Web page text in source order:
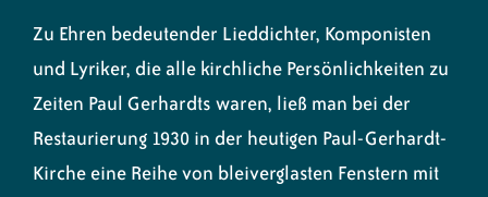
Zu Ehren bedeutender Lieddichter, Komponisten
und Lyriker, die alle kirchliche Persönlichkeiten zu
Zeiten Paul Gerhardts waren, ließ man bei der
Restaurierung 1930 in der heutigen Paul-Gerhardt-
Kirche eine Reihe von bleiverglasten Fenstern mit